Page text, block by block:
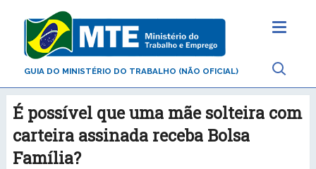
GUIA DO MINISTÉRIO DO TRABALHO (NÃO OFICIAL)
É possível que uma mãe solteira com
carteira assinada receba Bolsa
Família?